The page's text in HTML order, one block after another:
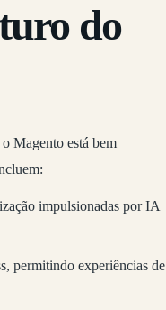
do
Magento está bem
impulsionadas por IA
permitindo experiências de